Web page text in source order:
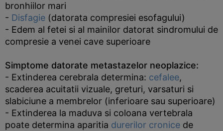
bronhiilor mari
- Disfagie (datorata compresiei esofagului)
- Edem al fetei si al mainilor datorat sindromului de
compresie a venei cave superioare
Simptome datorate metastazelor neoplazice:
- Extinderea cerebrala determina: cefalee,
scaderea acuitatii vizuale, greturi, varsaturi si
slabiciune a membrelor (inferioare sau superioare)
- Extinderea la maduva si coloana vertebrala
poate determina aparitia durerilor cronice de